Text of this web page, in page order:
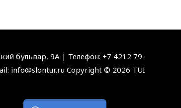
бульвар, 9А | Телефон: +7 4212 79-
info@slontur.ru Copyright © 2026 TUI